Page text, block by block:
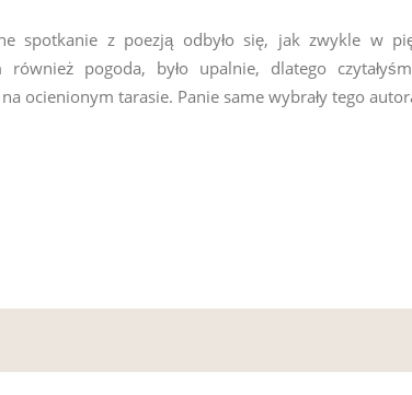
spotkanie z poezją odbyło się, jak zwykle w
również pogoda, było upalnie, dlatego
na ocienionym tarasie. Panie same wybrały tego